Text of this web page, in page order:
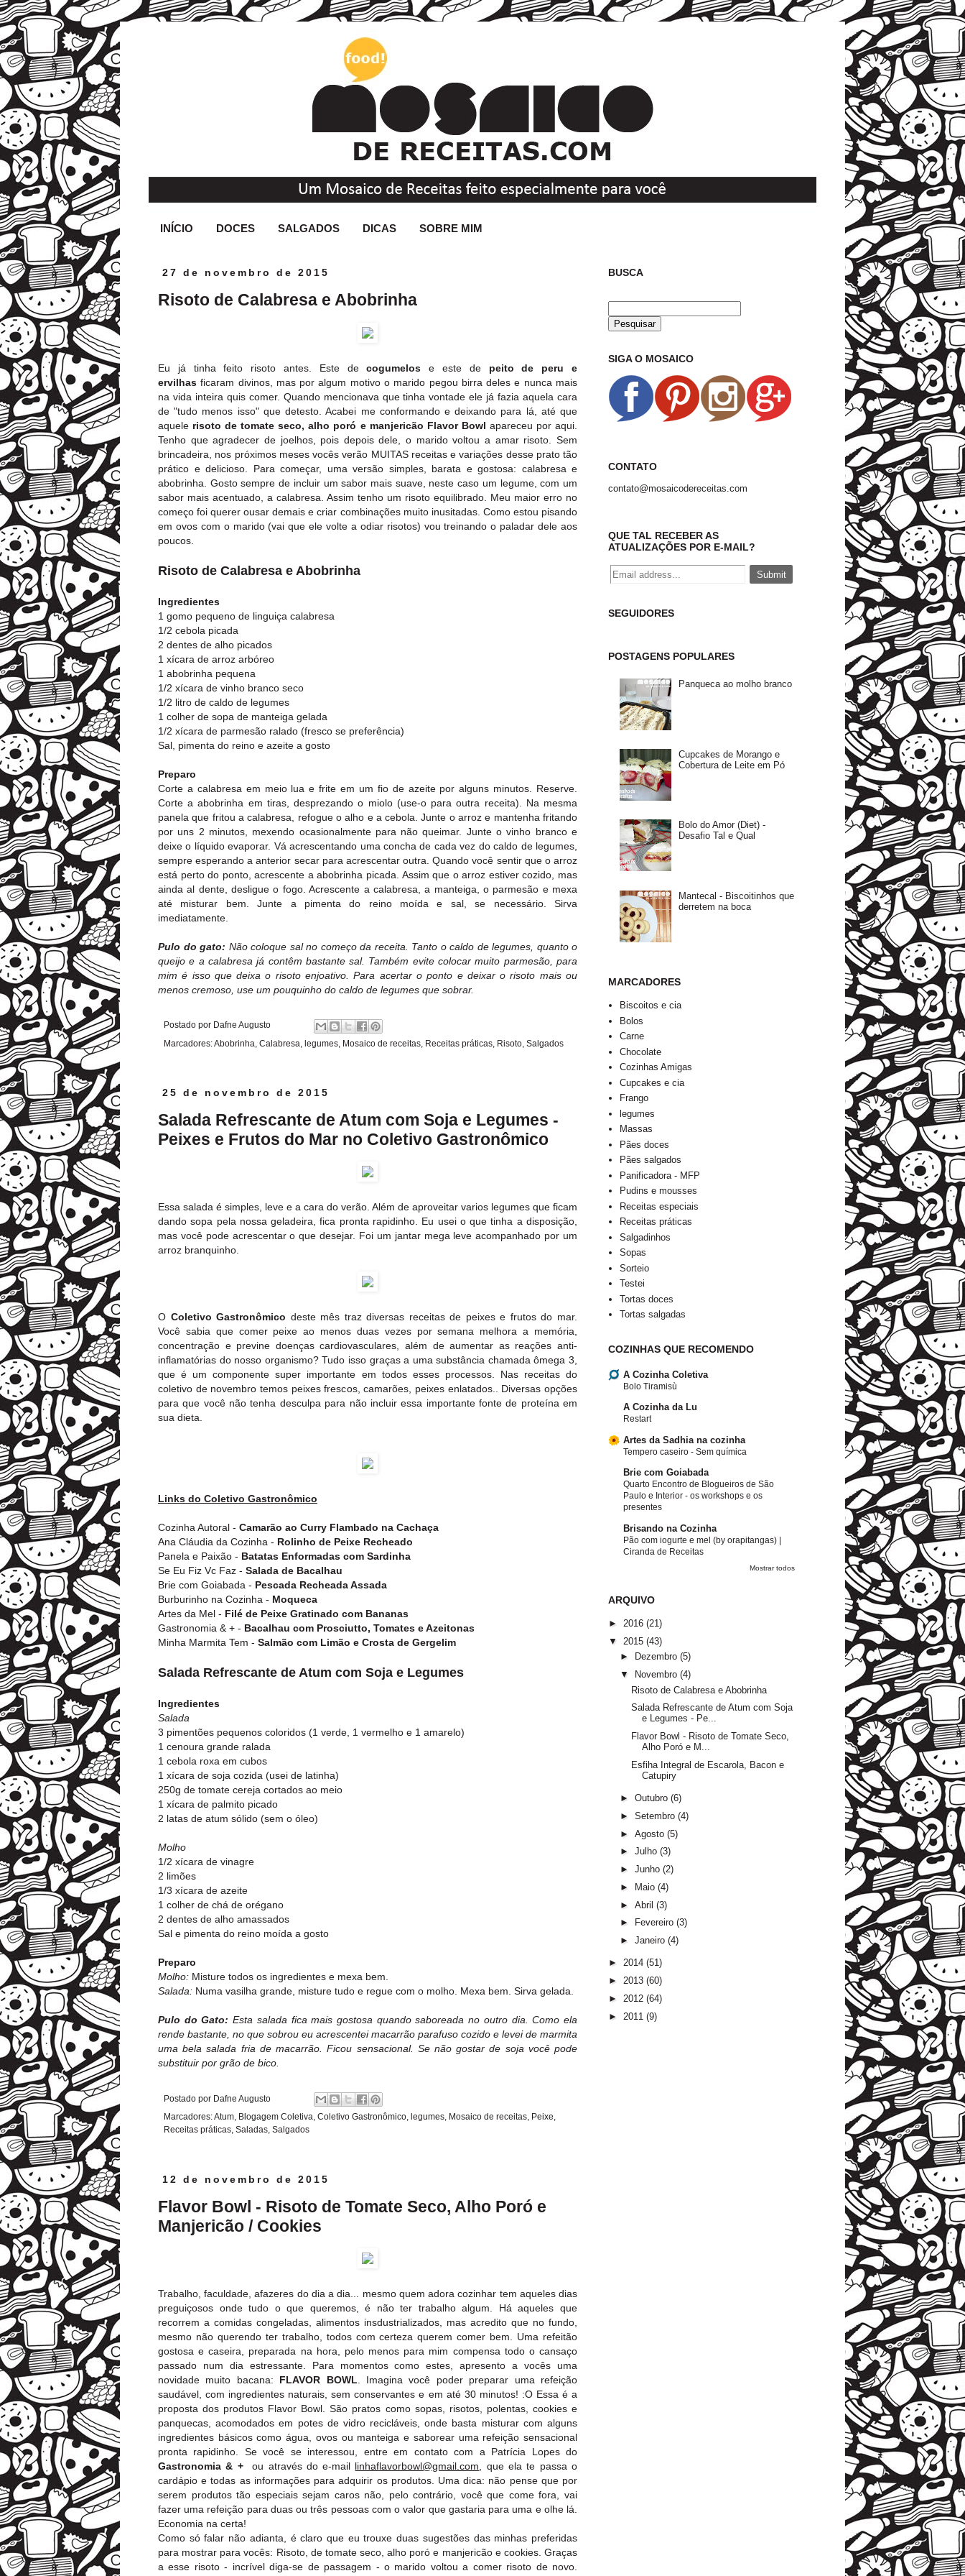
INÍCIO DOCES SALGADOS DICAS SOBRE MIM
27 de novembro de 2015
Risoto de Calabresa e Abobrinha
Eu já tinha feito risoto antes. Este decogumelos e este de peito de peru e
ervilhas ficaram divinos, mas por algum motivo o marido pegou birra deles e nunca mais
na vida inteira quis comer. Quando mencionava que tinha vontade ele já fazia aquela cara
de "tudo menos isso" que detesto. Acabei me conformando e deixando para lá, até que
aquele risoto de tomate seco, alho poró e manjericão Flavor Bowl apareceu por aqui.
Tenho que agradecer de joelhos, pois depois dele, o marido voltou a amar risoto. Sem
brincadeira, nos próximos meses vocês verão MUITAS receitas e variações desse prato tão
prático e delicioso. Para começar, uma versão simples, barata e gostosa: calabresa e
abobrinha. Gosto sempre de incluir um sabor mais suave, neste caso um legume, com um
sabor mais acentuado, a calabresa. Assim tenho um risoto equilibrado. Meu maior erro no
começo foi querer ousar demais e criar combinações muito inusitadas. Como estou pisando
em ovos com o marido (vai que ele volte a odiar risotos) vou treinando o paladar dele aos
poucos.
Risoto de Calabresa e Abobrinha
Ingredientes
1 gomo pequeno de linguiça calabresa
1/2 cebola picada
2 dentes de alho picados
1 xícara de arroz arbóreo
1 abobrinha pequena
1/2 xícara de vinho branco seco
1/2 litro de caldo de legumes
1 colher de sopa de manteiga gelada
1/2 xícara de parmesão ralado (fresco se preferência)
Sal, pimenta do reino e azeite a gosto
Preparo
Corte a calabresa em meio lua e frite em um fio de azeite por alguns minutos. Reserve.
Corte a abobrinha em tiras, desprezando o miolo (use-o para outra receita). Na mesma
panela que fritou a calabresa, refogue o alho e a cebola. Junte o arroz e mantenha fritando
por uns 2 minutos, mexendo ocasionalmente para não queimar. Junte o vinho branco e
deixe o líquido evaporar. Vá acrescentando uma concha de cada vez do caldo de legumes,
sempre esperando a anterior secar para acrescentar outra. Quando você sentir que o arroz
está perto do ponto, acrescente a abobrinha picada. Assim que o arroz estiver cozido, mas
ainda al dente, desligue o fogo. Acrescente a calabresa, a manteiga, o parmesão e mexa
até misturar bem. Junte a pimenta do reino moída e sal, se necessário. Sirva
imediatamente.
Pulo do gato: Não coloque sal no começo da receita. Tanto o caldo de legumes, quanto o
queijo e a calabresa já contêm bastante sal. Também evite colocar muito parmesão, para
mim é isso que deixa o risoto enjoativo. Para acertar o ponto e deixar o risoto mais ou
menos cremoso, use um pouquinho do caldo de legumes que sobrar.
Postado por Dafne Augusto
Marcadores:Abobrinha Calabresa legumes Mosaico de receitas Receitas práticas Risoto Salgados
25 de novembro de 2015
Salada Refrescante de Atum com Soja e Legumes -
Peixes e Frutos do Mar no Coletivo Gastronômico
Essa salada é simples, leve e a cara do verão. Além de aproveitar varios legumes que ficam
dando sopa pela nossa geladeira, fica pronta rapidinho. Eu usei o que tinha a disposição,
mas você pode acrescentar o que desejar. Foi um jantar mega leve acompanhado por um
arroz branquinho.
O Coletivo Gastronômico deste mês traz diversas receitas de peixes e frutos do mar.
Você sabia que comer peixe ao menos duas vezes por semana melhora a memória,
concentração e previne doenças cardiovasculares, além de aumentar as reações anti-
inflamatórias do nosso organismo? Tudo isso graças a uma substância chamada ômega 3,
que é um componente super importante em todos esses processos. Nas receitas do
coletivo de novembro temos peixes frescos, camarões, peixes enlatados.. Diversas opções
para que você não tenha desculpa para não incluir essa importante fonte de proteína em
sua dieta.
Links do Coletivo Gastronômico
Cozinha Autoral - Camarão ao Curry Flambado na Cachaça
Ana Cláudia da Cozinha - Rolinho de Peixe Recheado
Panela e Paixão - Batatas Enformadas com Sardinha
Se Eu Fiz Vc Faz - Salada de Bacalhau
Brie com Goiabada - Pescada Recheada Assada
Burburinho na Cozinha - Moqueca
Artes da Mel - Filé de Peixe Gratinado com Bananas
Gastronomia & + - Bacalhau com Prosciutto, Tomates e Azeitonas
Minha Marmita Tem - Salmão com Limão e Crosta de Gergelim
Salada Refrescante de Atum com Soja e Legumes
Ingredientes
Salada
3 pimentões pequenos coloridos (1 verde, 1 vermelho e 1 amarelo)
1 cenoura grande ralada
1 cebola roxa em cubos
1 xícara de soja cozida (usei de latinha)
250g de tomate cereja cortados ao meio
1 xícara de palmito picado
2 latas de atum sólido (sem o óleo)
Molho
1/2 xícara de vinagre
2 limões
1/3 xícara de azeite
1 colher de chá de orégano
2 dentes de alho amassados
Sal e pimenta do reino moída a gosto
Preparo
Molho: Misture todos os ingredientes e mexa bem.
Salada: Numa vasilha grande, misture tudo e regue com o molho. Mexa bem. Sirva gelada.
Pulo do Gato: Esta salada fica mais gostosa quando saboreada no outro dia. Como ela
rende bastante, no que sobrou eu acrescentei macarrão parafuso cozido e levei de marmita
uma bela salada fria de macarrão. Ficou sensacional. Se não gostar de soja você pode
substituir por grão de bico.
Postado por Dafne Augusto
Marcadores:Atum Blogagem Coletiva Coletivo Gastronômico legumes Mosaico de receitas Peixe
Receitas práticas Saladas Salgados
12 de novembro de 2015
Flavor Bowl - Risoto de Tomate Seco, Alho Poró e
Manjericão / Cookies
Trabalho, faculdade, afazeres do dia a dia... mesmo quem adora cozinhar tem aqueles dias
preguiçosos onde tudo o que queremos, é não ter trabalho algum. Há aqueles que
recorrem a comidas congeladas, alimentos insdustrializados, mas acredito que no fundo,
mesmo não querendo ter trabalho, todos com certeza querem comer bem. Uma refeitão
gostosa e caseira, preparada na hora, pelo menos para mim compensa todo o cansaço
passado num dia estressante. Para momentos como estes, apresento a vocês uma
novidade muito bacana: FLAVOR BOWL . Imagina você poder preparar uma refeição
saudável, com ingredientes naturais, sem conservantes e em até 30 minutos! :O Essa é a
proposta dos produtos Flavor Bowl. São pratos como sopas, risotos, polentas, cookies e
panquecas, acomodados em potes de vidro recicláveis, onde basta misturar com alguns
ingredientes básicos como água, ovos ou manteiga e saborear uma refeição sensacional
pronta rapidinho. Se você se interessou, entre em contato com a Patrícia Lopes do
Gastronomia & +ou através do e-mail linhaflavorbowl@gmail.com , que ela te passa o
cardápio e todas as informações para adquirir os produtos. Uma dica: não pense que por
serem produtos tão especiais sejam caros não, pelo contrário, você que come fora, vai
fazer uma refeição para duas ou três pessoas com o valor que gastaria para uma e olhe lá.
Economia na certa!
Como só falar não adianta, é claro que eu trouxe duas sugestões das minhas preferidas
para mostrar para vocês: Risoto, de tomate seco, alho poró e manjericão e cookies. Graças
a esse risoto - incrível diga-se de passagem - o marido voltou a comer risoto de novo.
BUSCA
SIGA O MOSAICO
CONTATO
contato@mosaicodereceitas.com
QUE TAL RECEBER AS
ATUALIZAÇÕES POR E-MAIL?
SEGUIDORES
POSTAGENS POPULARES
Panqueca ao molho branco
Cupcakes de Morango e
Cobertura de Leite em Pó
Bolo do Amor (Diet) -
Desafio Tal e Qual
Mantecal - Biscoitinhos que
derretem na boca
MARCADORES
Biscoitos e cia
Bolos
Carne
Chocolate
Cozinhas Amigas
Cupcakes e cia
Frango
legumes
Massas
Pães doces
Pães salgados
Panificadora - MFP
Pudins e mousses
Receitas especiais
Receitas práticas
Salgadinhos
Sopas
Sorteio
Testei
Tortas doces
Tortas salgadas
COZINHAS QUE RECOMENDO
A Cozinha Coletiva
Bolo Tiramisù
A Cozinha da Lu
Restart
Artes da Sadhia na cozinha
Tempero caseiro - Sem química
Brie com Goiabada
Quarto Encontro de Blogueiros de São
Paulo e Interior - os workshops e os
presentes
Brisando na Cozinha
Pão com iogurte e mel (by orapitangas) |
Ciranda de Receitas
Mostrar todos
ARQUIVO
► 2016 (21)
▼ 2015 (43)
►
Dezembro (5)
▼
Novembro (4)
Risoto de Calabresa e Abobrinha
Salada Refrescante de Atum com Soja
e Legumes - Pe...
Flavor Bowl - Risoto de Tomate Seco,
Alho Poró e M...
Esfiha Integral de Escarola, Bacon e
Catupiry
► Outubro (6)
► Setembro (4)
► Agosto (5)
► Julho (3)
► Junho (2)
►
Maio (4)
► Abril (3)
►
Fevereiro (3)
► Janeiro (4)
► 2014 (51)
► 2013 (60)
► 2012 (64)
► 2011 (9)